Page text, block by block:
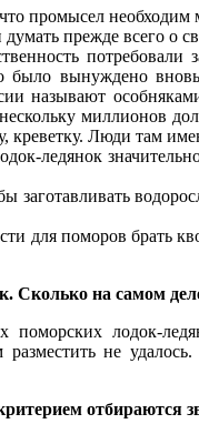
необходим
прежде всего о
вынуждено
называют
миллионов
креветку. Люди там
ледянок
для поморов брать
Сколько на самом
лодок-
не
отбираются